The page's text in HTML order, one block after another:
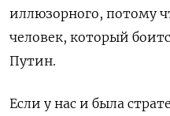
иллюзорного, потому
человек, который
Путин.
Если у нас и была